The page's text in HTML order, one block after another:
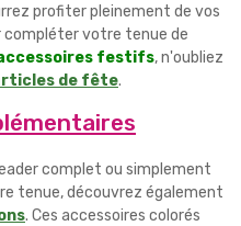
profiter pleinement de vos
compléter votre tenue de
festifs, n'oubliez
de fête.
complet ou simplement
tenue, découvrez également
. Ces accessoires colorés